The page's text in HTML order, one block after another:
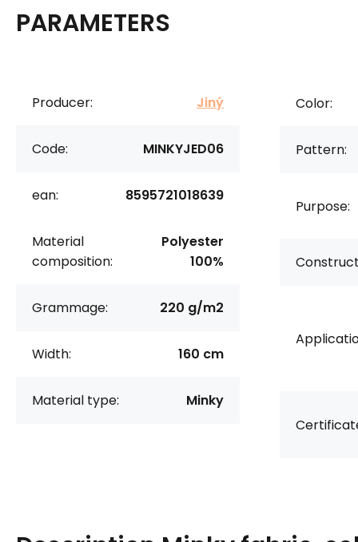
PARAMETERS
Producer: Jiný
Code: MINKYJED06
ean: 8595721018639
Material
composition:
Polyester
100%
Grammage: 220 g/m2
Width: 160 cm
Material type: Minky
Color:
Pattern:
Purpose: